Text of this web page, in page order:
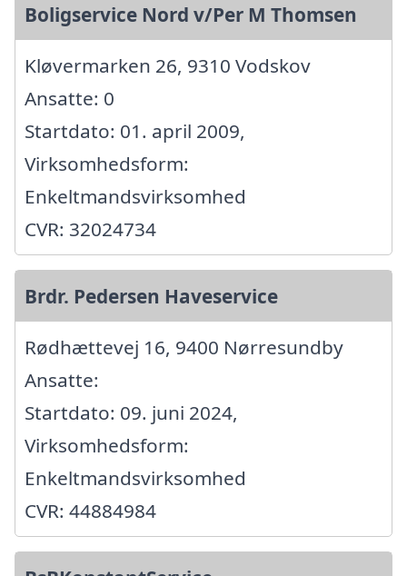
Boligservice Nord v/Per M Thomsen
Kløvermarken 26, 9310 Vodskov
Ansatte: 0
Startdato: 01. april 2009,
Virksomhedsform:
Enkeltmandsvirksomhed
CVR: 32024734
Brdr. Pedersen Haveservice
Rødhættevej 16, 9400 Nørresundby
Ansatte:
Startdato: 09. juni 2024,
Virksomhedsform:
Enkeltmandsvirksomhed
CVR: 44884984